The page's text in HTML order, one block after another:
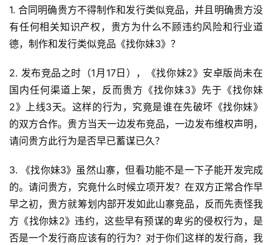
首
1. 合同明确贵方不得制作和发行类似竞品，并且明确贵方没
有任何相关知识产权，贵方为什么不顾违约风险和行业道
德，制作和发行类似竞品《找你妹3》？
2. 发布竞品之时（1月17日），《找你妹2》安卓版尚未在
国内任何渠道上架，反而贵方《找你妹3》先于《找你妹
2》上线3天。这样的行为，究竟是谁在先破坏《找你妹》
的双方合作。贵方当天一边发布竞品，一边发布维权声明，
请问贵方此行为是否早已蓄谋已久？
3. 《找你妹3》虽然山寨，但看功能不是一下子能开发完成
的。请问贵方，究竟什么时候立项开发？在双方正常合作早
早之初，贵方就筹划内部开发如此山寨竞品，反而先责怪我
方《找你妹2》违约，这些早有预谋的卑劣的侵权行为，是
否是一个发行商应该有的行为？对于你们这样的发行商，我